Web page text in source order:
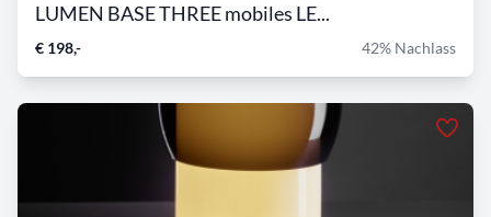
LUMEN BASE THREE mobiles LE...
€ 198,- 42% Nachlass